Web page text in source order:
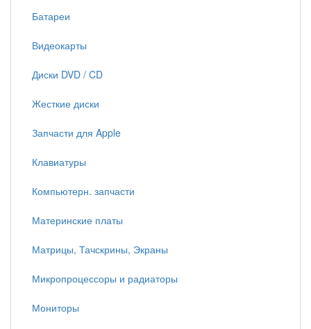
Батареи
Видеокарты
Диски DVD / CD
Жесткие диски
Запчасти для Apple
Клавиатуры
Компьютерн. запчасти
Материнские платы
Матрицы, Тачскрины, Экраны
Микропроцессоры и радиаторы
Мониторы